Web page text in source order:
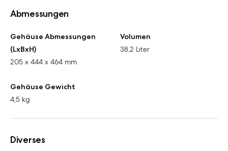
Abmessungen
Gehäuse Abmessungen
(LxBxH)
205 x 444 x 464 mm
Volumen
38,2 Liter
Gehäuse Gewicht
4,5 kg
Diverses